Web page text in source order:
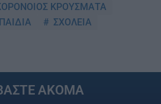
ΚΡΟΥΣΜΑΤΑ
ΠΑΙΔΙΑ
ΣΧΟΛΕΙΑ
ΑΚΟΜΑ